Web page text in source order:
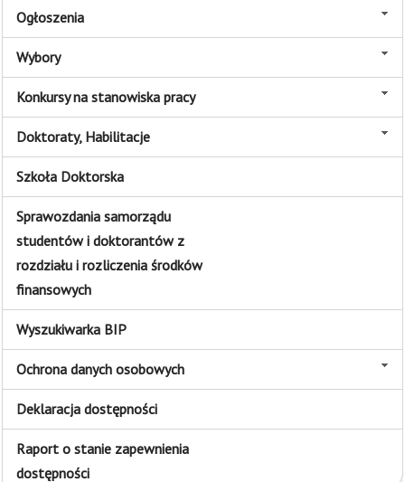
Ogłoszenia
Wybory
Konkursy na stanowiska pracy
Doktoraty, Habilitacje
Szkoła Doktorska
Sprawozdania samorządu
studentów i doktorantów z
rozdziału i rozliczenia środków
finansowych
Wyszukiwarka BIP
Ochrona danych osobowych
Deklaracja dostępności
Raport o stanie zapewnienia
dostępności